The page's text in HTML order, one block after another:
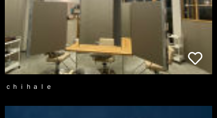
ｃｈｉｈａｌｅ